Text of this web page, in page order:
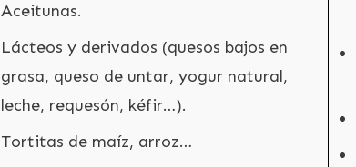
Aceitunas.
Lácteos y derivados (quesos bajos en
grasa, queso de untar, yogur natural,
leche, requesón, kéfir…).
Tortitas de maíz, arroz…